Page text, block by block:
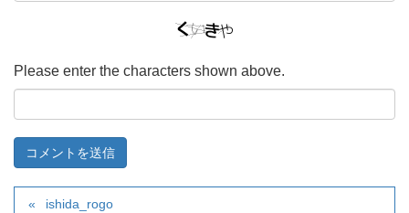
Please enter the characters shown above.
ishida_rogo